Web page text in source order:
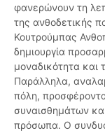
φανερώνουν τη
της ανθοδετικής
Κουτρούμπας
δημιουργία
μοναδικότητα και
Παράλληλα,
πόλη,
συναισθημάτων
πρόσωπα. Ο